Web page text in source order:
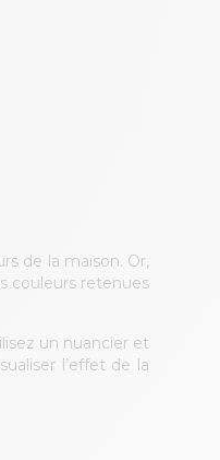
de la maison. Or,
couleurs retenues
un nuancier et
l’effet de la